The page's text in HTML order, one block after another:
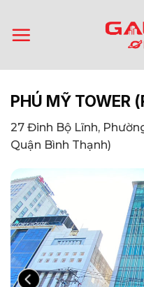
qua
nội
PHÚ MỸ TOWER
27 Đinh Bộ Lĩnh,
Quận Bình Thạnh)